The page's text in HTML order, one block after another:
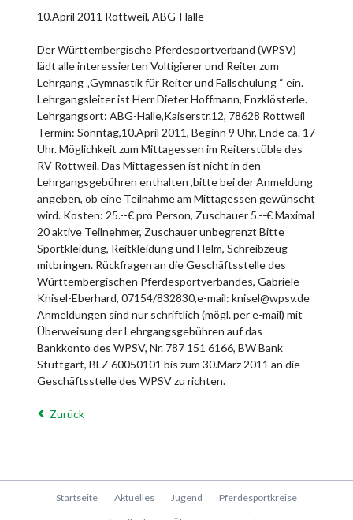
10.April 2011 Rottweil, ABG-Halle
Der Württembergische Pferdesportverband (WPSV)
lädt alle interessierten Voltigierer und Reiter zum
Lehrgang „Gymnastik für Reiter und Fallschulung “ ein.
Lehrgangsleiter ist Herr Dieter Hoffmann, Enzklösterle.
Lehrgangsort: ABG-Halle,Kaiserstr.12, 78628 Rottweil
Termin: Sonntag,10.April 2011, Beginn 9 Uhr, Ende ca. 17
Uhr. Möglichkeit zum Mittagessen im Reiterstüble des
RV Rottweil. Das Mittagessen ist nicht in den
Lehrgangsgebühren enthalten ,bitte bei der Anmeldung
angeben, ob eine Teilnahme am Mittagessen gewünscht
wird. Kosten: 25.--€ pro Person, Zuschauer 5.--€ Maximal
20 aktive Teilnehmer, Zuschauer unbegrenzt Bitte
Sportkleidung, Reitkleidung und Helm, Schreibzeug
mitbringen. Rückfragen an die Geschäftsstelle des
Württembergischen Pferdesportverbandes, Gabriele
Knisel-Eberhard, 07154/832830,e-mail: knisel@wpsv.de
Anmeldungen sind nur schriftlich (mögl. per e-mail) mit
Überweisung der Lehrgangsgebühren auf das
Bankkonto des WPSV, Nr. 787 151 6166, BW Bank
Stuttgart, BLZ 60050101 bis zum 30.März 2011 an die
Geschäftsstelle des WPSV zu richten.
Zurück
Navigation
Startseite Aktuelles Jugend Pferdesportkreise